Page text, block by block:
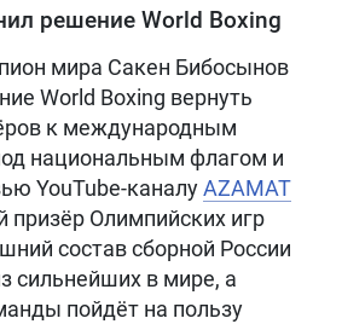
решение World Boxing
мира Сакен Бибосынов
World Boxing вернуть
к международным
национальным флагом и
YouTube-каналуAZAMAT
призёр Олимпийских игр
состав сборной России
сильнейших в мире, а
пойдёт на пользу